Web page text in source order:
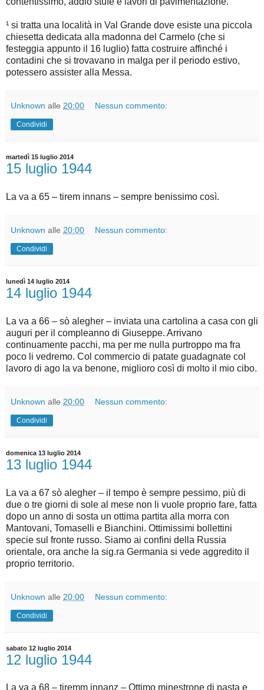
¹ si tratta una località in Val Grande dove esiste una piccola
chiesetta dedicata alla madonna del Carmelo (che si
festeggia appunto il 16 luglio) fatta costruire affinché i
contadini che si trovavano in malga per il periodo estivo,
potessero assister alla Messa.
Unknown alle 20:00 Nessun commento:
Condividi
martedì 15 luglio 2014
15 luglio 1944
La va a 65 – tirem innans – sempre benissimo così.
Unknown alle 20:00 Nessun commento:
Condividi
lunedì 14 luglio 2014
14 luglio 1944
La va a 66 – sò alegher – inviata una cartolina a casa con gli
auguri per il compleanno di Giuseppe. Arrivano
continuamente pacchi, ma per me nulla purtroppo ma fra
poco li vedremo. Col commercio di patate guadagnate col
lavoro di ago la va benone, miglioro così di molto il mio cibo.
Unknown alle 20:00 Nessun commento:
Condividi
domenica 13 luglio 2014
13 luglio 1944
La va a 67 sò alegher – il tempo è sempre pessimo, più di
due o tre giorni di sole al mese non li vuole proprio fare, fatta
dopo un anno di sosta un ottima partita alla morra con
Mantovani, Tomaselli e Bianchini. Ottimissimi bollettini
specie sul fronte russo. Siamo ai confini della Russia
orientale, ora anche la sig.ra Germania si vede aggredito il
proprio territorio.
Unknown alle 20:00 Nessun commento:
Condividi
sabato 12 luglio 2014
12 luglio 1944
La va a 68 – tiremm innanz – Ottimo minestrone di pasta e